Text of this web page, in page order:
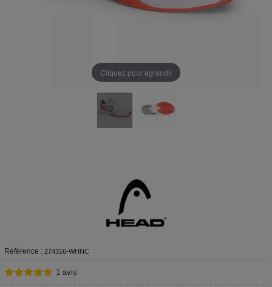
Cliquez pour agrandir
Référence : 274316-WHNC
1 avis